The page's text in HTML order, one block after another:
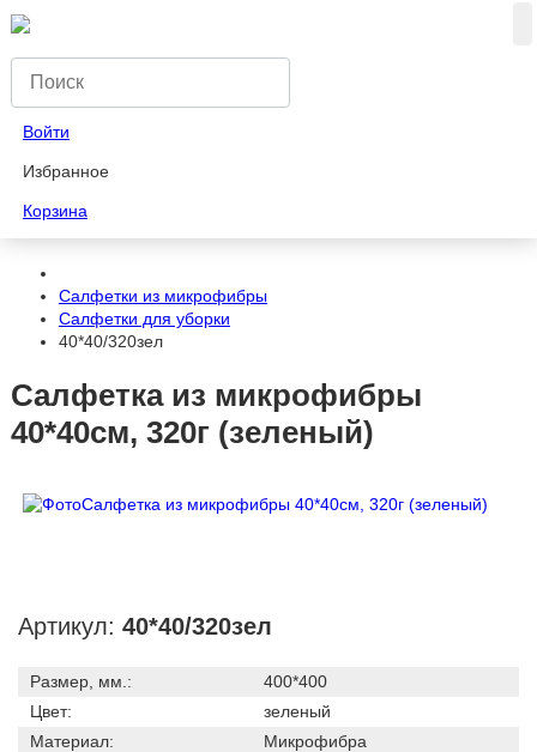
Войти
Избранное
Корзина
Салфетки из микрофибры
Салфетки для уборки
40*40/320зел
Салфетка из микрофибры
40*40см, 320г (зеленый)
Артикул: 40*40/320зел
Размер, мм.:
400*400
Цвет:
зеленый
Материал:
Микрофибра